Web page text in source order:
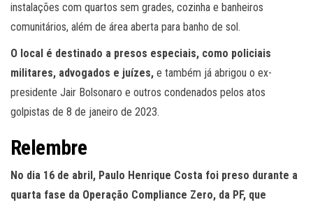
instalações com quartos sem grades, cozinha e banheiros
comunitários, além de área aberta para banho de sol.
O local é destinado a presos especiais, como policiais
militares, advogados e juízes, e também já abrigou o ex-
presidente Jair Bolsonaro e outros condenados pelos atos
golpistas de 8 de janeiro de 2023.
Relembre
No dia 16 de abril, Paulo Henrique Costa foi preso durante a
quarta fase da Operação Compliance Zero, da PF, que